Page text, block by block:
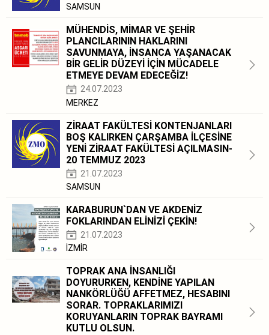
SAMSUN
MÜHENDİS, MİMAR VE ŞEHİR
PLANCILARININ HAKLARINI
SAVUNMAYA, İNSANCA YAŞANACAK
BİR GELİR DÜZEYİ İÇİN MÜCADELE
ETMEYE DEVAM EDECEĞİZ!
24.07.2023
MERKEZ
ZİRAAT FAKÜLTESİ KONTENJANLARI
BOŞ KALIRKEN ÇARŞAMBA İLÇESİNE
YENİ ZİRAAT FAKÜLTESİ AÇILMASIN-
20 TEMMUZ 2023
21.07.2023
SAMSUN
KARABURUN`DAN VE AKDENİZ
FOKLARINDAN ELİNİZİ ÇEKİN!
21.07.2023
İZMİR
TOPRAK ANA İNSANLIĞI
DOYURURKEN, KENDİNE YAPILAN
NANKÖRLÜĞÜ AFFETMEZ, HESABINI
SORAR. TOPRAKLARIMIZI
KORUYANLARIN TOPRAK BAYRAMI
KUTLU OLSUN.